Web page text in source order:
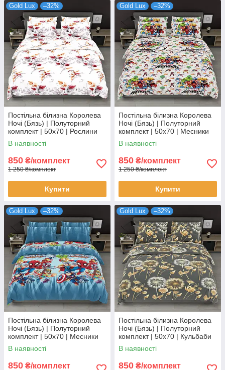
Gold Lux –32%
Постільна білизна Королева
Ночі (Бязь) | Полуторний
комплект | 50х70 | Рослини
на світлому
В наявності
850 ₴/комплект
1 250 ₴/комплект
Купити
Gold Lux –32%
Постільна білизна Королева
Ночі (Бязь) | Полуторний
комплект | 50х70 | Месники
на сірому
В наявності
850 ₴/комплект
1 250 ₴/комплект
Купити
Gold Lux –32%
Постільна білизна Королева
Ночі (Бязь) | Полуторний
комплект | 50х70 | Месники
на блакитному
В наявності
850 ₴/комплект
Gold Lux –32%
Постільна білизна Королева
Ночі (Бязь) | Полуторний
комплект | 50х70 | Кульбаби
на сірому
В наявності
850 ₴/комплект